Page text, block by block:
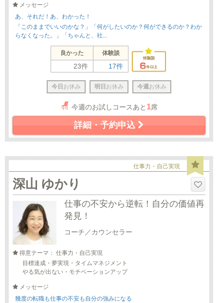
メッセージ
あ、それだ！あ、わかった！
「このままでいいのかな？」「何がしたいのか？何ができるのか？わか
らなくなった。」「ちゃんと、社...
良かった 体験談
23件 17件
今日 お休み 明日 お休み 今週 お休み
今週のお試しコースあと 1席
詳細・予約申込
仕事力・自己実現
深山 ゆかり
仕事の不安から逆転！自分の価値再
発見！
コーチ／カウンセラー
得意テーマ： 仕事力・自己実現
目標達成・夢実現・タイムマネジメント
やる気が出ない・モチベーションアップ
メッセージ
幾度の転職も仕事の不安も自分の強みになる